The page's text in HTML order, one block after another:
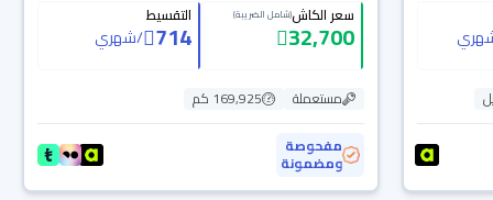
سعر الكاش(شامل الضريبة)
32,700
التقسيط
714
/شهري
مستعملة
169,925 كم
مفحوصة
ومضمونة